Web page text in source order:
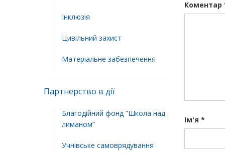
Інклюзія
Цивільний захист
Матеріальне забезпечення
Партнерство в дії
Благодійний фонд ”Школа над
лиманом”
Учнівське самоврядування
Коментар
Ім'я *